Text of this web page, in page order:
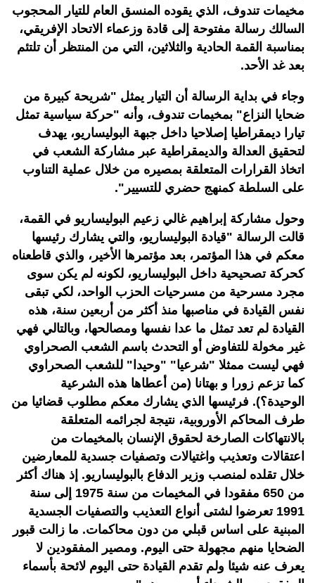
مخيمات تندوف، الذي يقوده المنسق العام للتيار المحجوب
السالك رسالة مفتوحة إلى قادة وزعماء الاتحاد الإفريقي،
بمناسبة القمة الحادية والثلاثين، التي من المنتظر أن تلتئم
بعد غد الأحد.
وجاء في بداية الرسالة أن التيار يمثل "شريحة كبيرة من
ضحايا النزاع" بمخيمات تندوف، وأنه "حركة سياسية تمثل
تيارا ديمقراطيا إصلاحيا داخل جبهة البوليساريو، يهدف
لتحقيق العدالة والديمقراطية عبر مشاركة الشعب في
اتخاذ القرارات المتعلقة بمصيره من خلال عملية التناوب
على السلطة كمنهج حضري للتسيير".
وحول مشاركة إبراهيم غالي زعيم البوليساريو في القمة،
قالت الرسالة "قيادة البوليساريو، والتي يشارك رئيسها
معكم في هذا المؤتمر، بعد مؤتمرها الأخير، والذي قاطعناه
كحركة تصحيحية داخل البوليساريو، لكونه لم يكن سوى
مجرد مسرحية من مسرحيات الحزب الواحد، لكي تبقى
نفس القيادة في مناصبها منذ أكثر من أربعين سنة، هذه
القيادة لم تعد تمثل ما عدا نفسها ومصالحها، وبالتالي فهي
غير مخولة للتفاوض أو التحدث باسم الشعب الصحراوي
فهي ليست ممثلا "شرعيا" "وحيدا" للشعب الصحراوي
كما تزعم زورا و بهتانا (من أعطاها هذه الشرعية
الوحيدة؟). فرئيسها الذي يشارك معكم مطلوب قضائيا من
طرف المحاكم الأوروبية، نتيجة لجرائمه المتعلقة
بالانتهاكات الصارخة لحقوق الإنسان بالمخيمات من
اعتقالات وتعذيب واغتيالات وتصفيات جسدية للمعارضين
خلال تقلده لمنصب وزير الدفاع بالبوليساريو. إذ هناك أكثر
من 650 مفقودا في المخيمات من سنة 1975 إلى سنة
1991 تعرضوا لشتى أنواع التعذيب والتصفيات الجسدية
المبنية على اساس قبلي من دون محاكمات. ما زالت قبور
الضحايا منهم مجهولة حتى اليوم. ومصير المفقودين لا
يعرف عنه شيئا ولم تقدم القيادة حتى اليوم لائحة بأسماء